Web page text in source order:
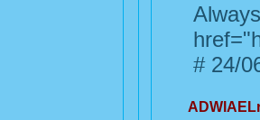
#24/